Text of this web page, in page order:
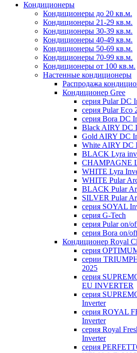
Кондиционеры
Кондиционеры до 20 кв.м.
Кондиционеры 21-29 кв.м.
Кондиционеры 30-39 кв.м.
Кондиционеры 40-49 кв.м.
Кондиционеры 50-69 кв.м.
Кондиционеры 70-99 кв.м.
Кондиционеры от 100 кв.м.
Настенные кондиционеры
Распродажа
Кондиционер Gree
серия Pular DC
серия Pular Eco
серия Bora DC
Black AIRY DC
Gold AIRY DC
White AIRY DC
BLACK Lyra
CHAMPAGNE
WHITE Lyra
WHITE Pular
BLACK Pular
SILVER Pular
серия SOYAL
серия G-Tech
серия Pular on/
серия Bora on/
Кондиционер Royal
серия
серии
2025
серия
EU INVERTER
серия
Inverter
серия ROYAL
Inverter
серия Royal
Inverter
серия